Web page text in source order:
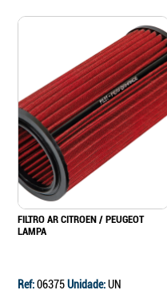
FILTRO AR CITROEN / PEUGEOT
LAMPA
Ref:06375Unidade:UN